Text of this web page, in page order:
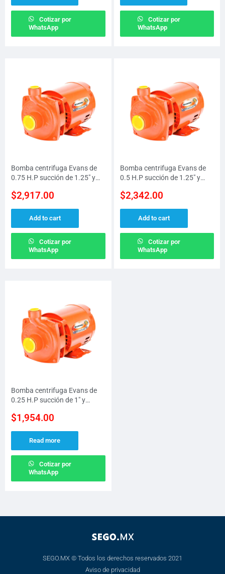
Cotizar por
WhatsApp
Cotizar por
WhatsApp
Bomba centrifuga Evans de
0.75 H.P succión de 1.25″ y
presión MAX 25 M
$2,917.00
Add to cart
Cotizar por
WhatsApp
Bomba centrifuga Evans de
0.5 H.P succión de 1.25″ y
presión MAX 22 M
$2,342.00
Add to cart
Cotizar por
WhatsApp
Bomba centrifuga Evans de
0.25 H.P succión de 1″ y
presión MAX 18 M
$1,954.00
Read more
Cotizar por
WhatsApp
SEGO.MX © Todos los derechos reservados 2021
Aviso de privacidad